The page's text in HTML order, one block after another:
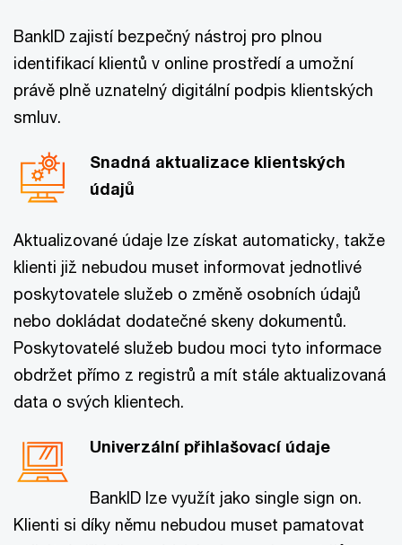
BankID zajistí bezpečný nástroj pro plnou
identifikací klientů v online prostředí a umožní
právě plně uznatelný digitální podpis klientských
smluv.
Snadná aktualizace klientských
údajů
Aktualizované údaje lze získat automaticky, takže
klienti již nebudou muset informovat jednotlivé
poskytovatele služeb o změně osobních údajů
nebo dokládat dodatečné skeny dokumentů.
Poskytovatelé služeb budou moci tyto informace
obdržet přímo z registrů a mít stále aktualizovaná
data o svých klientech.
Univerzální přihlašovací údaje
BankID lze využít jako single sign on.
Klienti si díky němu nebudou muset pamatovat